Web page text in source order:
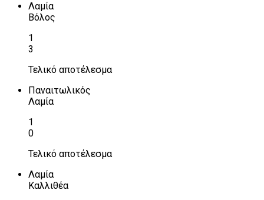
Λαμία
Βόλος
1
3
Τελικό αποτέλεσμα
Παναιτωλικός
Λαμία
1
0
Τελικό αποτέλεσμα
Λαμία
Καλλιθέα